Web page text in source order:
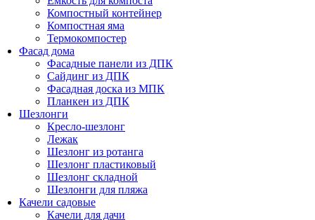
Компостный контейнер
Компостная яма
Термокомпостер
Фасад дома
Фасадные панели из ДПК
Сайдинг из ДПК
Фасадная доска из МПК
Планкен из ДПК
Шезлонги
Кресло-шезлонг
Лежак
Шезлонг из ротанга
Шезлонг пластиковый
Шезлонг складной
Шезлонги для пляжа
Качели садовые
Качели для дачи